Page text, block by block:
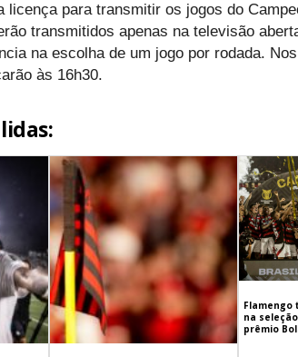
licença para transmitir os jogos do
transmitidos apenas na televisão
na escolha de um jogo por rodada.
às 16h30.
na
prêmio